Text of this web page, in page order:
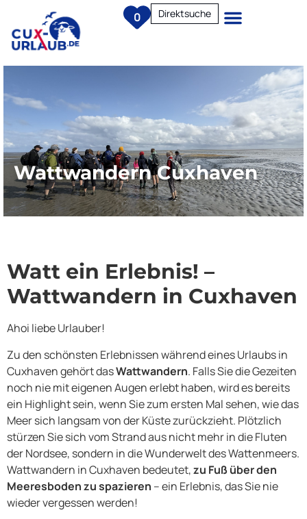
0 Direktsuche
Wattwandern Cuxhaven
Watt ein Erlebnis! –
Wattwandern in Cuxhaven
Ahoi liebe Urlauber!
Zu den schönsten Erlebnissen während eines Urlaubs in
Cuxhaven gehört dasWattwandern. Falls Sie die Gezeiten
noch nie mit eigenen Augen erlebt haben, wird es bereits
ein Highlight sein, wenn Sie zum ersten Mal sehen, wie das
Meer sich langsam von der Küste zurückzieht. Plötzlich
stürzen Sie sich vom Strand aus nicht mehr in die Fluten
der Nordsee, sondern in die Wunderwelt des Wattenmeers.
Wattwandern in Cuxhaven bedeutet,zu Fuß über den
Meeresboden zu spazieren – ein Erlebnis, das Sie nie
wieder vergessen werden!